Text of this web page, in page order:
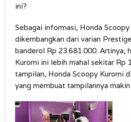
ini?
Sebagai informasi, Honda Scoopy
dikembangkan dari varian
banderol Rp 23.681.000. Artinya,
Kuromi ini lebih mahal sekitar Rp
tampilan, Honda Scoopy Kuromi
yang membuat tampilannya